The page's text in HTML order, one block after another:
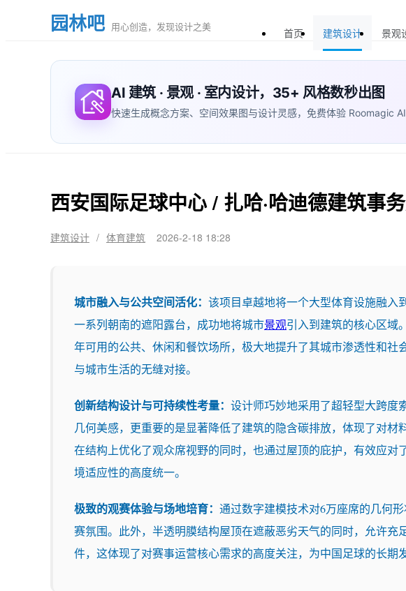
园林吧 用心创造，发现设计之美 首页 建筑设计 景观
AI 建筑 · 景观 · 室内设计，35+ 风格数秒出图
快速生成概念方案、空间效果图与设计灵感，免费体验 Roomagic
西安国际足球中心 / 扎哈·哈迪德建筑事
建筑设计 / 体育建筑 2026-2-18 18:28
城市融入与公共空间活化： 该项目卓越地将一个大型体育设施融入
一系列朝南的遮阳露台，成功地将城市景观引入到建筑的核心区域
年可用的公共、休闲和餐饮场所，极大地提升了其城市渗透性和
与城市生活的无缝对接。
创新结构设计与可持续性考量： 设计师巧妙地采用了超轻型大跨度
几何美感，更重要的是显著降低了建筑的隐含碳排放，体现了对
在结构上优化了观众席视野的同时，也通过屋顶的庇护，有效应
境适应性的高度统一。
极致的观赛体验与场地培育： 通过数字建模技术对6万座席的几何
赛氛围。此外，半透明膜结构屋顶在遮蔽恶劣天气的同时，允许
件，这体现了对赛事运营核心需求的高度关注，为中国足球的长期